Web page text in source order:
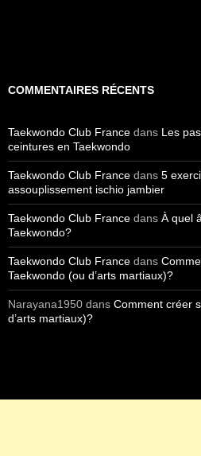
COMMENTAIRES RÉCENTS
Taekwondo Club France dans Les
ceintures en Taekwondo
Taekwondo Club France dans 5
assouplissement ischio jambier
Taekwondo Club France dans À quel
Taekwondo?
Taekwondo Club France dans
Taekwondo (ou d’arts martiaux)?
Narayana1950 dans Comment créer
d’arts martiaux)?